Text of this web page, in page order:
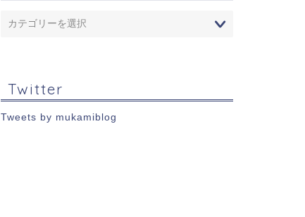
Twitter
Tweets by mukamiblog